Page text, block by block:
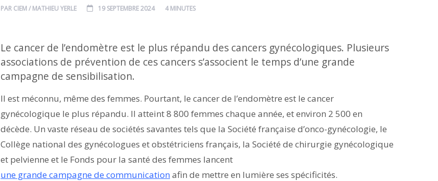
PAR CIEM / MATHIEU YERLE 19 SEPTEMBRE 2024 4 MINUTES
Le cancer de l’endomètre est le plus répandu des cancers gynécologiques. Plusieurs
associations de prévention de ces cancers s’associent le temps d’une grande
campagne de sensibilisation.
Il est méconnu, même des femmes. Pourtant, le cancer de l’endomètre est le cancer
gynécologique le plus répandu. Il atteint 8 800 femmes chaque année, et environ 2 500 en
décède. Un vaste réseau de sociétés savantes tels que la Société française d’onco-gynécologie, le
Collège national des gynécologues et obstétriciens français, la Société de chirurgie gynécologique
et pelvienne et le Fonds pour la santé des femmes lancent
une grande campagne de communicationafin de mettre en lumière ses spécificités.